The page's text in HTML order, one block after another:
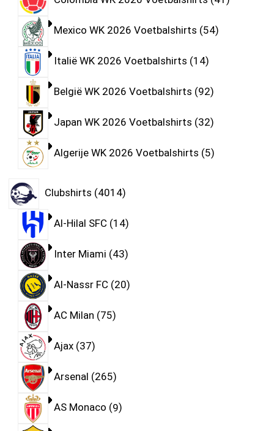
Mexico WK 2026 Voetbalshirts 54
Italië WK 2026 Voetbalshirts 14
België WK 2026 Voetbalshirts 92
Japan WK 2026 Voetbalshirts 32
Algerije WK 2026 Voetbalshirts 5
Clubshirts 4014
Al-Hilal SFC 14
Inter Miami 43
Al-Nassr FC 20
AC Milan 75
Ajax 37
Arsenal 265
AS Monaco 9